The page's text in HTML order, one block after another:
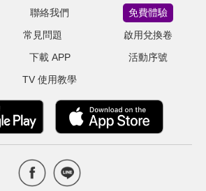
聯絡我們
常見問題
下載 APP
TV 使用教學
免費體驗
啟用兌換卷
活動序號